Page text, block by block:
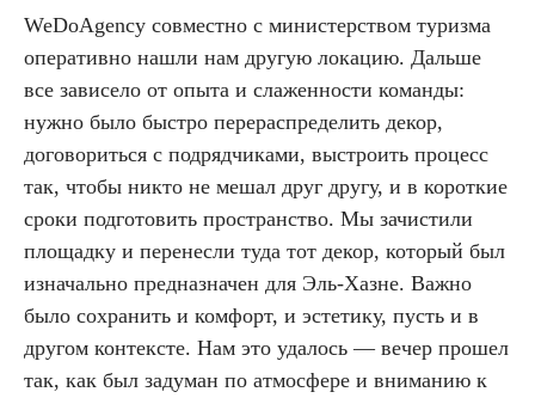
WeDoAgency совместно с министерством туризма
оперативно нашли нам другую локацию. Дальше
все зависело от опыта и слаженности команды:
нужно было быстро перераспределить декор,
договориться с подрядчиками, выстроить процесс
так, чтобы никто не мешал друг другу, и в короткие
сроки подготовить пространство. Мы зачистили
площадку и перенесли туда тот декор, который был
изначально предназначен для Эль-Хазне. Важно
было сохранить и комфорт, и эстетику, пусть и в
другом контексте. Нам это удалось — вечер прошел
так, как был задуман по атмосфере и вниманию к